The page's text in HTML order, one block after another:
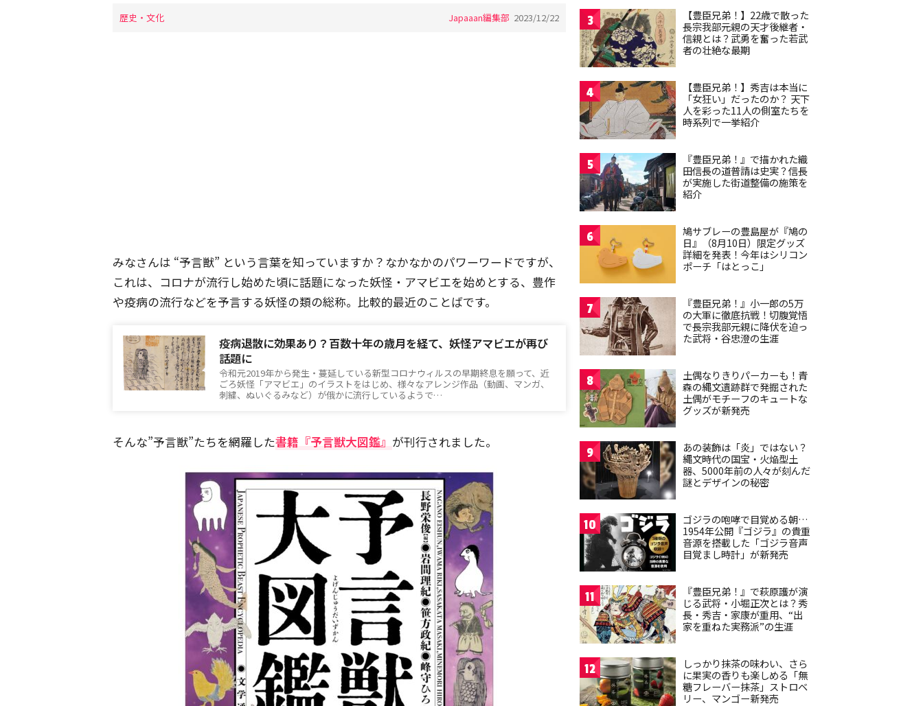
歴史・文化 Japaaan編集部 2023/12/22
みなさんは “予言獣” という言葉を知っていますか？なかなかのパワーワードですが、
これは、コロナが流行し始めた頃に話題になった妖怪・アマビエを始めとする、豊作
や疫病の流行などを予言する妖怪の類の総称。比較的最近のことばです。
疫病退散に効果あり？百数十年の歳月を経て、妖怪アマビエが再び
話題に
令和元2019年から発生・蔓延している新型コロナウィルスの早期終息を願って、近
ごろ妖怪「アマビエ」のイラストをはじめ、様々なアレンジ作品（動画、マンガ、
刺繍、ぬいぐるみなど）が俄かに流行しているようで…
そんな”予言獣”たちを網羅した書籍『予言獣大図鑑』 が刊行されました。
3
【豊臣兄弟！】22歳で散った
長宗我部元親の天才後継者・
信親とは？武勇を奮った若武
者の壮絶な最期
4
【豊臣兄弟！】秀吉は本当に
「女狂い」だったのか？ 天下
人を彩った11人の側室たちを
時系列で一挙紹介
5
『豊臣兄弟！』で描かれた織
田信長の道普請は史実？信長
が実施した街道整備の施策を
紹介
6
鳩サブレーの豊島屋が『鳩の
日』（8月10日）限定グッズ
詳細を発表！今年はシリコン
ポーチ「はとっこ」
7
『豊臣兄弟！』小一郎の5万
の大軍に徹底抗戦！切腹覚悟
で長宗我部元親に降伏を迫っ
た武将・谷忠澄の生涯
8
土偶なりきりパーカーも！青
森の縄文遺跡群で発掘された
土偶がモチーフのキュートな
グッズが新発売
9
あの装飾は「炎」ではない？
縄文時代の国宝・火焔型土
器、5000年前の人々が刻んだ
謎とデザインの秘密
10
ゴジラの咆哮で目覚める朝…
1954年公開『ゴジラ』の貴重
音源を搭載した「ゴジラ音声
目覚まし時計」が新発売
11
『豊臣兄弟！』で萩原護が演
じる武将・小堀正次とは？秀
長・秀吉・家康が重用、“出
家を重ねた実務派”の生涯
12
しっかり抹茶の味わい、さら
に果実の香りも楽しめる「無
糖フレーバー抹茶」ストロベ
リー、マンゴー新発売